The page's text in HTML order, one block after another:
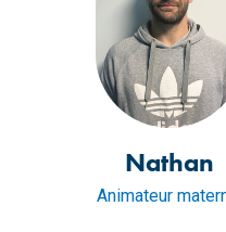
Nathan
Animateur